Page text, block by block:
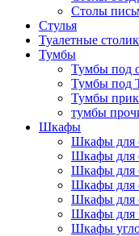
Столы
Стулья
Туалетные
Тумбы
Тумбы под
Тумбы под
Тумбы
тумбы
Шкафы
Шкафы для
Шкафы для
Шкафы для
Шкафы для
Шкафы для
Шкафы для
Шкафы